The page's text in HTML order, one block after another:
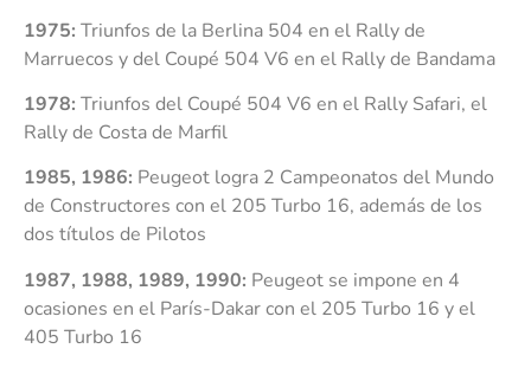
1975: Triunfos de la Berlina 504 en el Rally de
Marruecos y del Coupé 504 V6 en el Rally de Bandama
1978: Triunfos del Coupé 504 V6 en el Rally Safari, el
Rally de Costa de Marfil
1985, 1986: Peugeot logra 2 Campeonatos del Mundo
de Constructores con el 205 Turbo 16, además de los
dos títulos de Pilotos
1987, 1988, 1989, 1990: Peugeot se impone en 4
ocasiones en el París-Dakar con el 205 Turbo 16 y el
405 Turbo 16